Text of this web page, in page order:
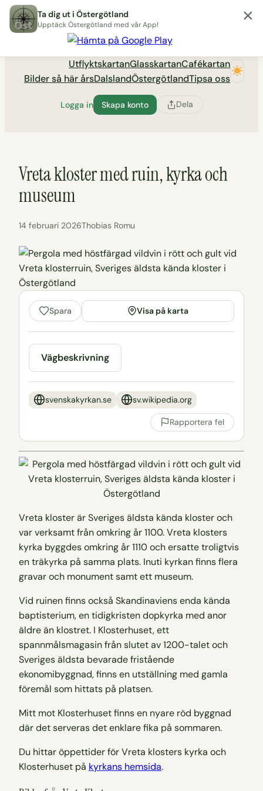
Hoppa
till
Utflyktsportalen tadigut.nu
UtflyktskartanGlasskartanCafékartan
Bilder så här årsDalslandÖstergötlandTipsa oss
Logga in Skapa konto Dela
Vreta kloster med ruin, kyrka och
museum
14 februari 2026Thobias Romu
Spara Visa på karta
Vägbeskrivning
svenskakyrkan.se sv.wikipedia.org
Rapportera fel
Vreta kloster är Sveriges äldsta kända kloster och
var verksamt från omkring år 1100. Vreta klosters
kyrka byggdes omkring år 1110 och ersatte troligtvis
en träkyrka på samma plats. Inuti kyrkan finns flera
gravar och monument samt ett museum.
Vid ruinen finns också Skandinaviens enda kända
baptisterium, en tidigkristen dopkyrka med anor
äldre än klostret. I Klosterhuset, ett
spannmålsmagasin från slutet av 1200-talet och
Sveriges äldsta bevarade fristående
ekonomibyggnad, finns en utställning med gamla
föremål som hittats på platsen.
Mitt mot Klosterhuset finns en nyare röd byggnad
där det serveras det enklare fika på sommaren.
Du hittar öppettider för Vreta klosters kyrka och
Klosterhuset på kyrkans hemsida.
Ta dig ut i Östergötland
Upptäck Östergötland med vår App! ×